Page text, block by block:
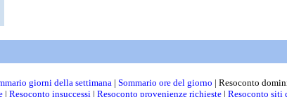
giorni della settimana | Sommario ore del giorno | Resoconto
| Resoconto insuccessi | Resoconto provenienze richieste | Resoconto siti